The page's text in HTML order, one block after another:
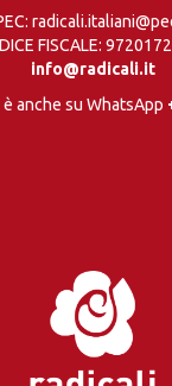
FISCALE:
info@radicali.it
anche su WhatsApp